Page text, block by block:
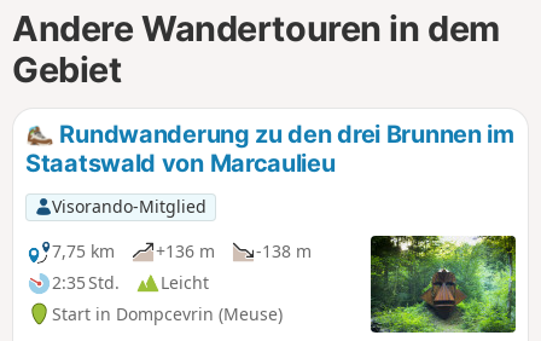
Andere Wandertouren in dem
Gebiet
Rundwanderung zu den drei Brunnen im
Staatswald von Marcaulieu
Visorando-Mitglied
7,75 km
+136 m
-138 m
2:35 Std.
Leicht
Start in Dompcevrin (Meuse)